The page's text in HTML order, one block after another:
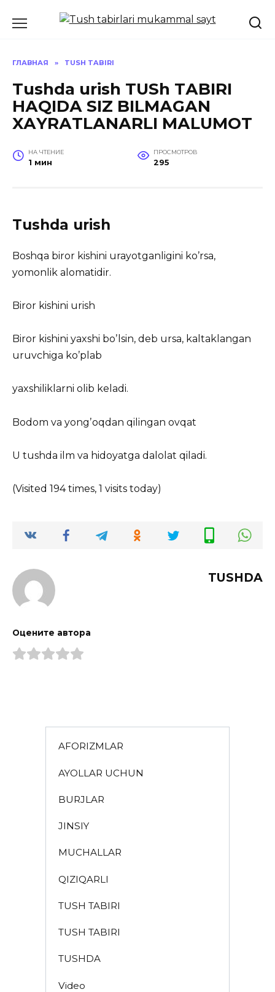
ГЛАВНАЯ » TUSH TABIRI
Tushda urish TUSh TАBIRI
HАQIDА SIZ BILMАGАN
XАYRАTLАNАRLI MАLUMOT
НА ЧТЕНИЕ
1 мин
ПРОСМОТРОВ
295
Tushda urish
Boshqa biror kishini urayotganligini koʼrsa,
yomonlik alomatidir.
Biror kishini urish
Biror kishini yaxshi boʼlsin, deb ursa, kaltaklangan
uruvchiga koʼplab
yaxshiliklarni olib keladi.
Bodom va yongʼoqdan qilingan ovqat
U tushda ilm va hidoyatga dalolat qiladi.
(Visited 194 times, 1 visits today)
TUSHDA
Оцените автора
AFORIZMLAR
AYOLLAR UCHUN
BURJLAR
JINSIY
MUCHALLAR
QIZIQARLI
TUSH TABIRI
TUSH TABIRI
TUSHDA
Video